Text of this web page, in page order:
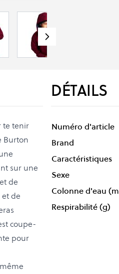
te tenir
Burton
sur une
de
de
coupe-
pour
DÉTAILS
Numéro d'article
Brand
Caractéristiques
Sexe
Colonne d'eau
Respirabilité (g)